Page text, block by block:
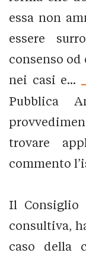
essa non
essere
consenso od
nei casi e...
Pubblica
trovare
commento
Il Consiglio
consultiva,
caso della